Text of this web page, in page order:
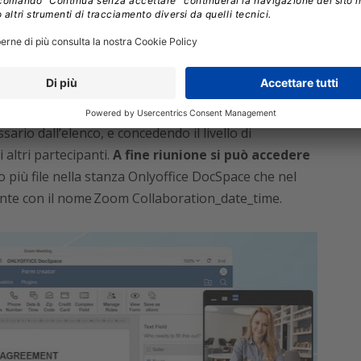
DocSpace tramite la sezione App, avviare una
l’app di Onlyoffice.
un account DocSpace gratuito in base ai
e si può avviare una sessione di
dall’elenco, e concedendo il livello di
altri partecipanti. A fine riunione si può accedere
file nella stanza Onlyoffice DocSpace che nel
con il nome Zoom Collaboration_date_time.